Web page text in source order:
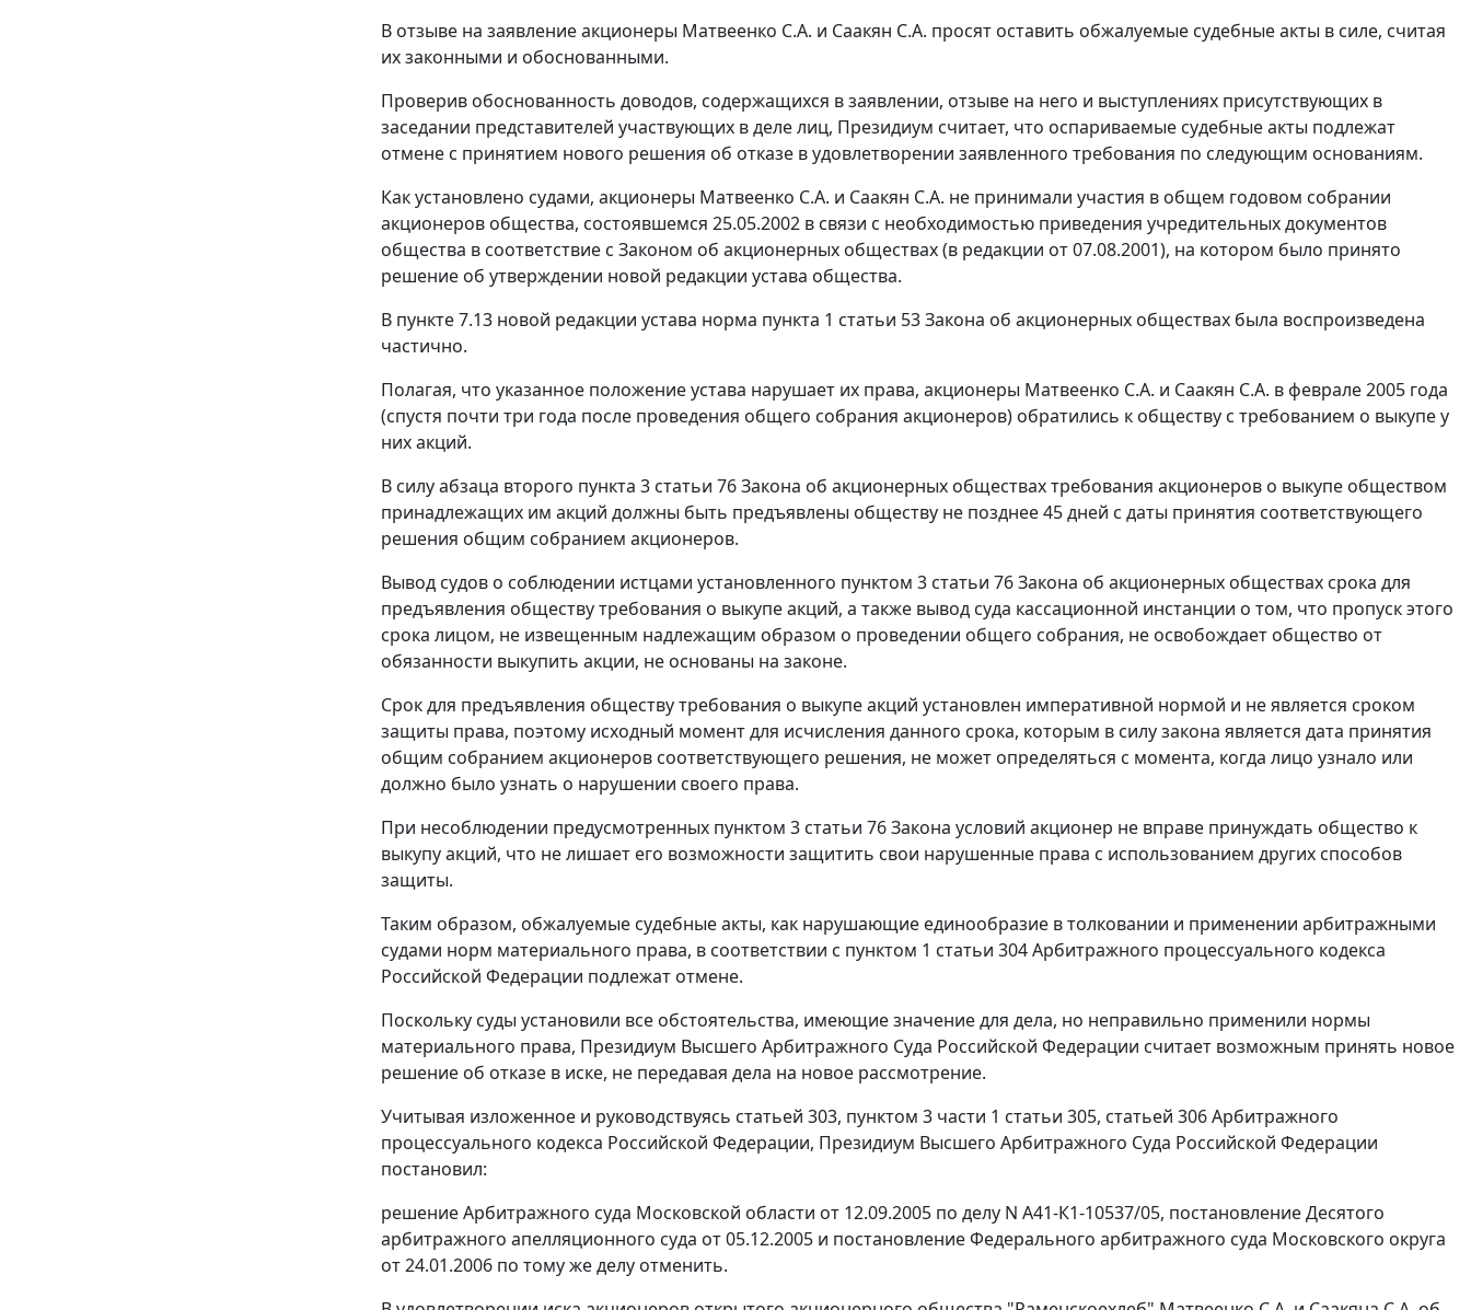
В отзыве на заявление акционеры Матвеенко С.А. и Саакян С.А. просят оставить обжалуемые судебные акты в силе, считая
их законными и обоснованными.
Проверив обоснованность доводов, содержащихся в заявлении, отзыве на него и выступлениях присутствующих в
заседании представителей участвующих в деле лиц, Президиум считает, что оспариваемые судебные акты подлежат
отмене с принятием нового решения об отказе в удовлетворении заявленного требования по следующим основаниям.
Как установлено судами, акционеры Матвеенко С.А. и Саакян С.А. не принимали участия в общем годовом собрании
акционеров общества, состоявшемся 25.05.2002 в связи с необходимостью приведения учредительных документов
общества в соответствие с Законом об акционерных обществах (в редакции от 07.08.2001), на котором было принято
решение об утверждении новой редакции устава общества.
В пункте 7.13 новой редакции устава норма пункта 1 статьи 53Закона об акционерных обществах была воспроизведена
частично.
Полагая, что указанное положение устава нарушает их права, акционеры Матвеенко С.А. и Саакян С.А. в феврале 2005 года
(спустя почти три года после проведения общего собрания акционеров) обратились к обществу с требованием о выкупе у
них акций.
В силуабзаца второго пункта 3 статьи 76Закона об акционерных обществах требования акционеров о выкупе обществом
принадлежащих им акций должны быть предъявлены обществу не позднее 45 дней с даты принятия соответствующего
решения общим собранием акционеров.
Вывод судов о соблюдении истцами установленного пунктом 3 статьи 76Закона об акционерных обществах срока для
предъявления обществу требования о выкупе акций, а также вывод суда кассационной инстанции о том, что пропуск этого
срока лицом, не извещенным надлежащим образом о проведении общего собрания, не освобождает общество от
обязанности выкупить акции, не основаны на законе.
Срок для предъявления обществу требования о выкупе акций установлен императивной нормой и не является сроком
защиты права, поэтому исходный момент для исчисления данного срока, которым в силу закона является дата принятия
общим собранием акционеров соответствующего решения, не может определяться с момента, когда лицо узнало или
должно было узнать о нарушении своего права.
При несоблюдении предусмотренных пунктом 3 статьи 76Закона условий акционер не вправе принуждать общество к
выкупу акций, что не лишает его возможности защитить свои нарушенные права с использованием других способов
защиты.
Таким образом, обжалуемые судебные акты, как нарушающие единообразие в толковании и применении арбитражными
судами норм материального права, в соответствии с пунктом 1 статьи 304Арбитражного процессуального кодекса
Российской Федерации подлежат отмене.
Поскольку суды установили все обстоятельства, имеющие значение для дела, но неправильно применили нормы
материального права, Президиум Высшего Арбитражного Суда Российской Федерации считает возможным принять новое
решение об отказе в иске, не передавая дела на новое рассмотрение.
Учитывая изложенное и руководствуясь статьей 303, пунктом 3 части 1 статьи 305, статьей 306Арбитражного
процессуального кодекса Российской Федерации, Президиум Высшего Арбитражного Суда Российской Федерации
постановил:
решение Арбитражного суда Московской области от 12.09.2005 по делу N А41-К1-10537/05, постановление Десятого
арбитражного апелляционного суда от 05.12.2005 и постановлениеФедерального арбитражного суда Московского округа
от 24.01.2006 по тому же делу отменить.